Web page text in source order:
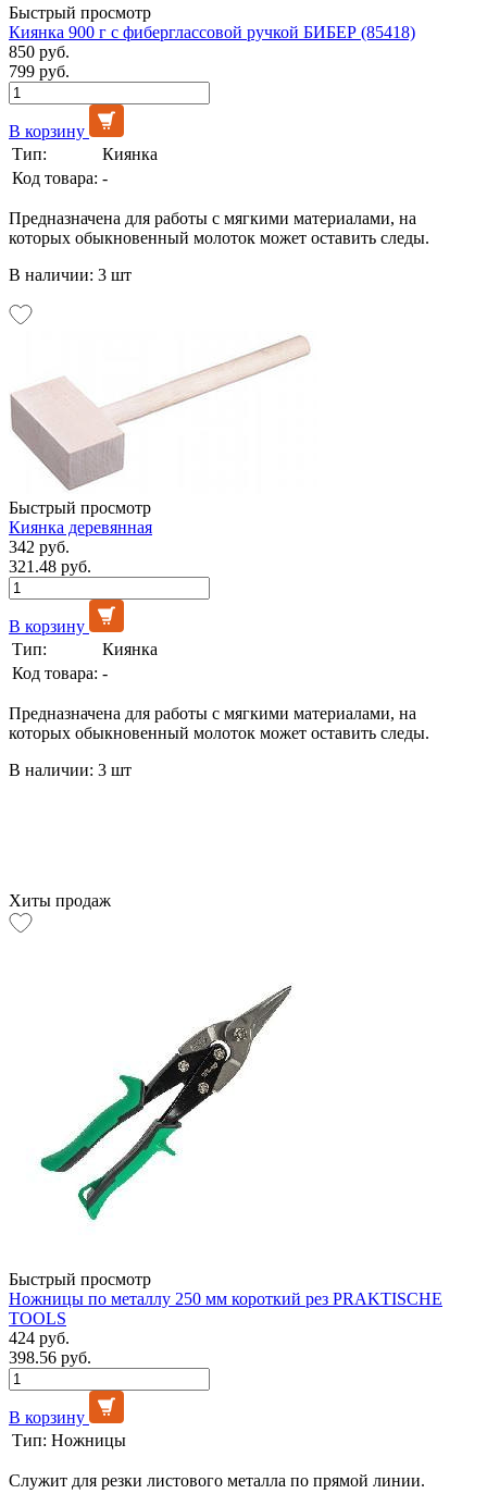
Быстрый просмотр
Киянка 900 г с фиберглассовой ручкой БИБЕР (85418)
850 руб.
799 руб.
В корзину
Тип:
Киянка
Код товара: -
Предназначена для работы с мягкими материалами, на
которых обыкновенный молоток может оставить следы.
В наличии: 3 шт
Быстрый просмотр
Киянка деревянная
342 руб.
321.48 руб.
В корзину
Тип:
Киянка
Код товара: -
Предназначена для работы с мягкими материалами, на
которых обыкновенный молоток может оставить следы.
В наличии: 3 шт
Хиты продаж
Быстрый просмотр
Ножницы по металлу 250 мм короткий рез PRAKTISCHE
TOOLS
424 руб.
398.56 руб.
В корзину
Тип: Ножницы
Служит для резки листового металла по прямой линии.